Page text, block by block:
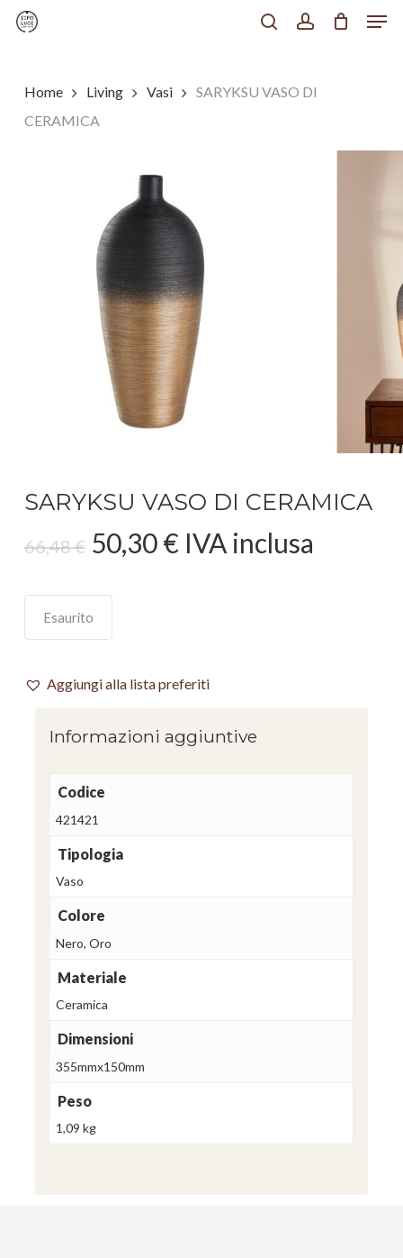
Skip
content
Home Living Vasi
SARYKSU VASO DI
CERAMICA
SARYKSU VASO DI CERAMICA
66,48€ Il
originale
era:
66,48 €.
50,30€IlIVA inclusa
Esaurito
Aggiungi alla lista preferiti
Informazioni aggiuntive
Codice
421421
Tipologia
Vaso
Colore
Nero, Oro
Materiale
Ceramica
Dimensioni
355mmx150mm
Peso
1,09 kg